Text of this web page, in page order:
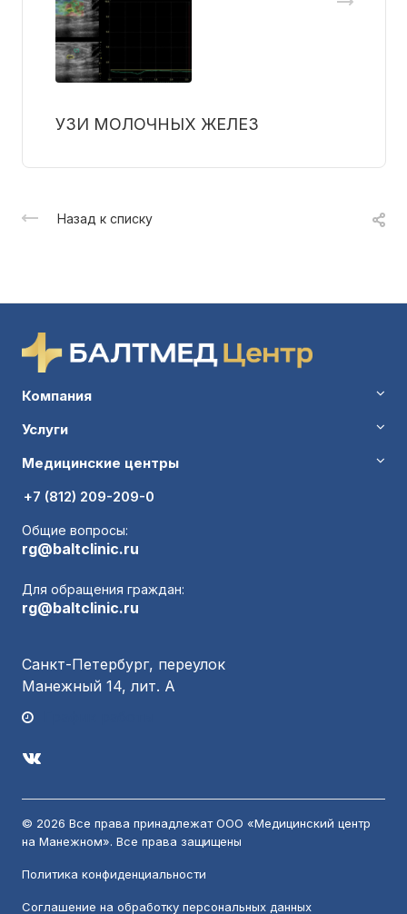
УЗИ МОЛОЧНЫХ ЖЕЛЕЗ
Назад к списку
Компания
Услуги
Медицинские центры
+7 (812) 209-209-0
Общие вопросы:
rg@baltclinic.ru
Для обращения граждан:
rg@baltclinic.ru
Санкт-Петербург, переулок
Манежный 14, лит. А
© 2026 Все права принадлежат ООО «Медицинский центр
на Манежном». Все права защищены
Политика конфиденциальности
Соглашение на обработку персональных данных